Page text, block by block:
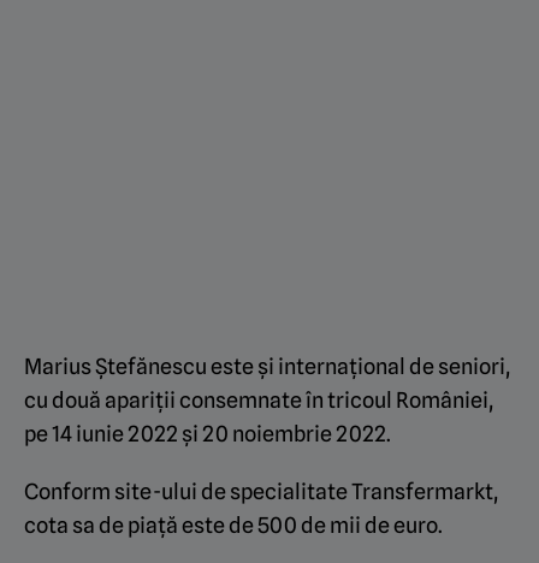
Marius Ștefănescu este și internațional de seniori,
cu două apariții consemnate în tricoul României,
pe 14 iunie 2022 și 20 noiembrie 2022.
Conform site-ului de specialitate Transfermarkt,
cota sa de piață este de 500 de mii de euro.